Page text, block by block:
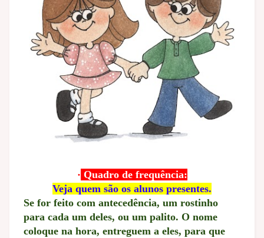
· Quadro de frequência:
Veja quem são os alunos presentes.
Se for feito com antecedência, um rostinho
para cada um deles, ou um palito. O nome
coloque na hora, entreguem a eles, para que